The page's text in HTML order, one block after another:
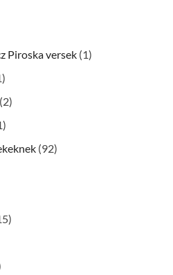
Piroska versek (1)
(2)
(92)